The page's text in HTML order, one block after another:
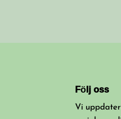
Följ oss
Vi